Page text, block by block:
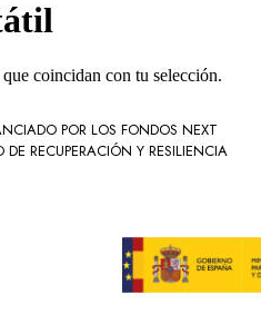
coincidan con tu selección.
POR LOS FONDOS NEXT
RECUPERACIÓN Y RESILIENCIA